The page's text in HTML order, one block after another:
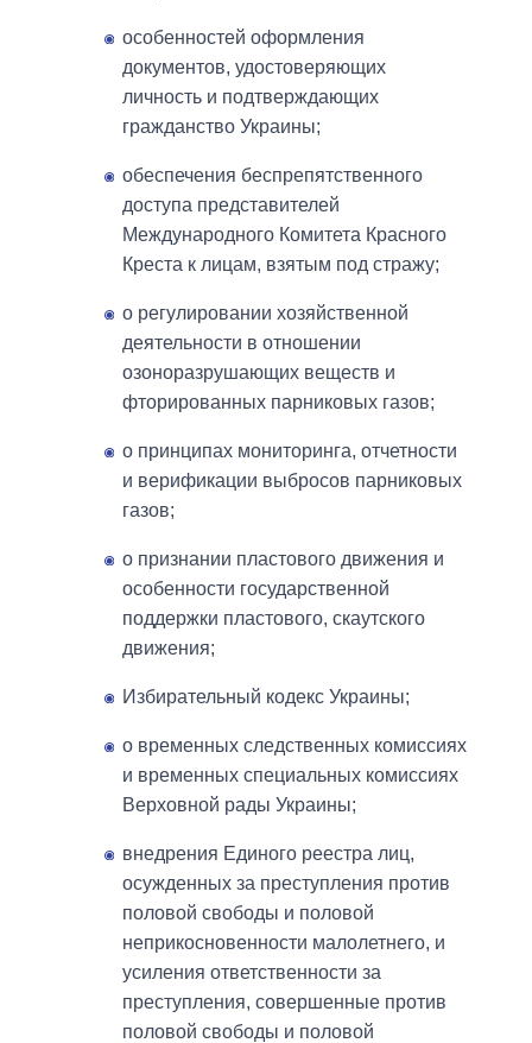
особенностей оформления
документов, удостоверяющих
личность и подтверждающих
гражданство Украины;
обеспечения беспрепятственного
доступа представителей
Международного Комитета Красного
Креста к лицам, взятым под стражу;
о регулировании хозяйственной
деятельности в отношении
озоноразрушающих веществ и
фторированных парниковых газов;
о принципах мониторинга, отчетности
и верификации выбросов парниковых
газов;
о признании пластового движения и
особенности государственной
поддержки пластового, скаутского
движения;
Избирательный кодекс Украины;
о временных следственных комиссиях
и временных специальных комиссиях
Верховной рады Украины;
внедрения Единого реестра лиц,
осужденных за преступления против
половой свободы и половой
неприкосновенности малолетнего, и
усиления ответственности за
преступления, совершенные против
половой свободы и половой